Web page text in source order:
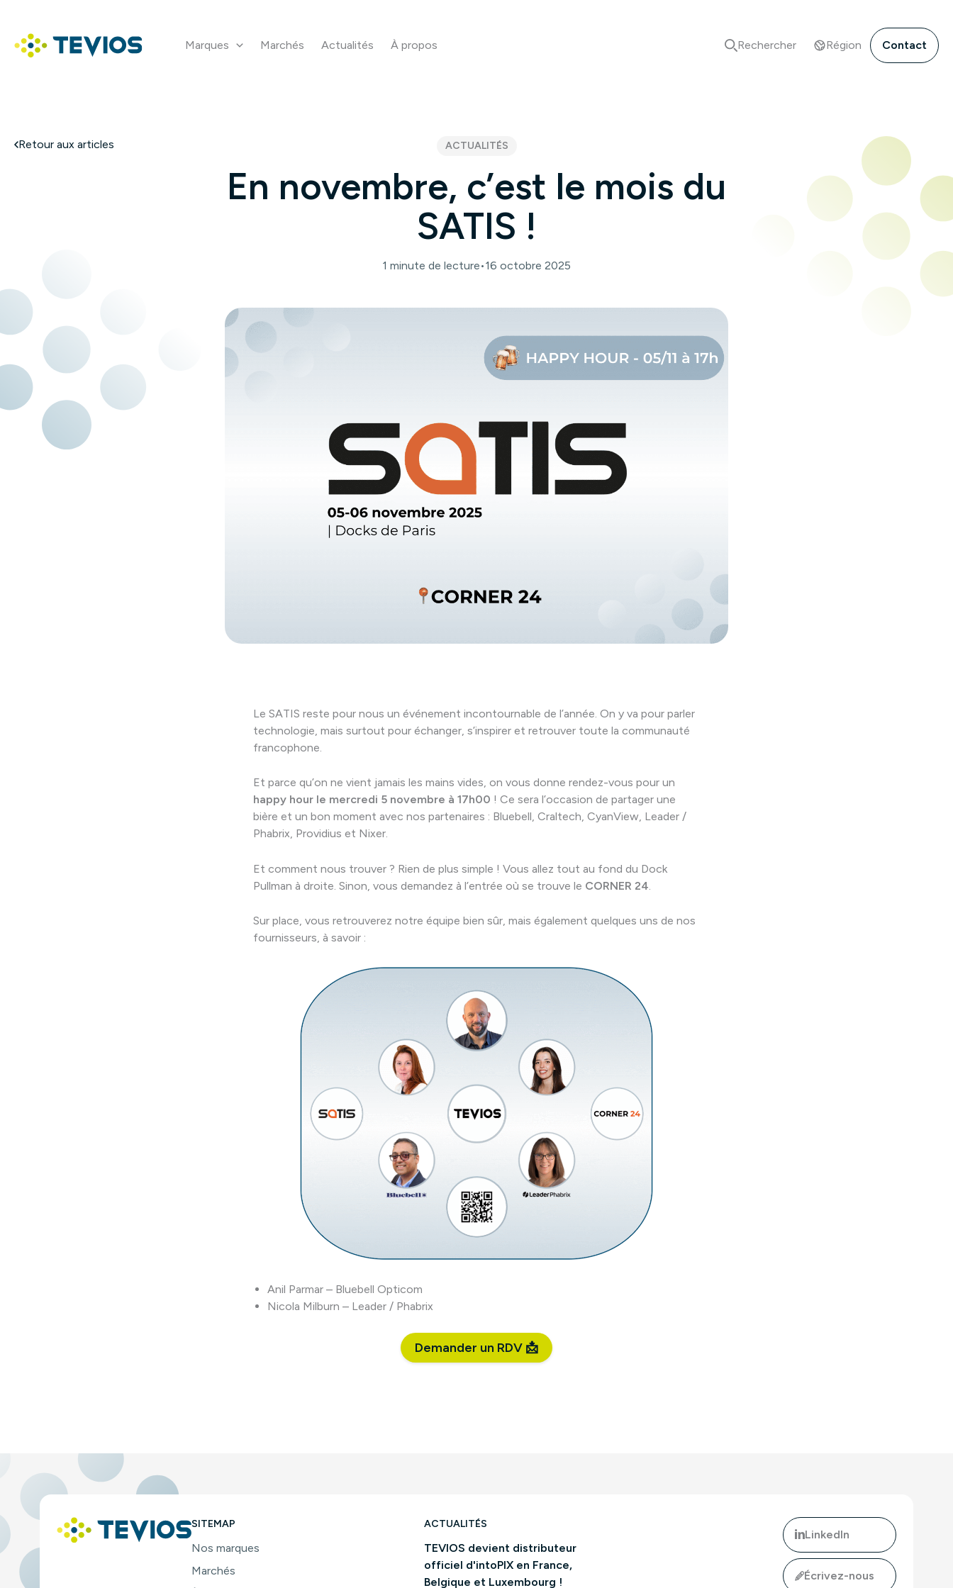
contenu
Marques Marchés Actualités À propos Rechercher Région Contact
En novembre, c’est le mois du
SATIS !
Retour aux articles ACTUALITÉS
1 minute de lecture•16 octobre 2025
Le SATIS reste pour nous un événement incontournable de l’année. On y va pour parler
technologie, mais surtout pour échanger, s’inspirer et retrouver toute la communauté
francophone.
Et parce qu’on ne vient jamais les mains vides, on vous donne rendez-vous pour un
happy hour le mercredi 5 novembre à 17h00 ! Ce sera l’occasion de partager une
bière et un bon moment avec nos partenaires : Bluebell, Craltech, CyanView, Leader /
Phabrix, Providius et Nixer.
Et comment nous trouver ? Rien de plus simple ! Vous allez tout au fond du Dock
Pullman à droite. Sinon, vous demandez à l’entrée où se trouve le CORNER 24.
Sur place, vous retrouverez notre équipe bien sûr, mais également quelques uns de nos
fournisseurs, à savoir :
Anil Parmar – Bluebell Opticom
Nicola Milburn – Leader / Phabrix
Demander un RDV 📩
SITEMAP
Nos marques
Marchés
ACTUALITÉS
TEVIOS devient distributeur
officiel d'intoPIX en France,
Belgique et Luxembourg !
LinkedIn
Écrivez-nous